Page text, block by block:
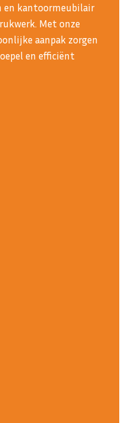
en kantoormeubilair
Met onze
aanpak zorgen
en efficiënt